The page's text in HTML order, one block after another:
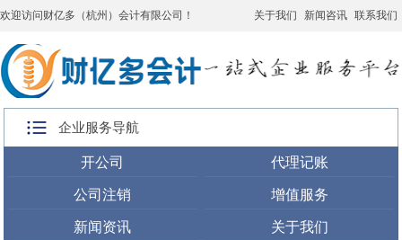
欢迎访问财亿多（杭州）会计有限公司！ 关于我们 新闻咨讯 联系我们
企业服务导航
开公司 代理记账
公司注销 增值服务
新闻资讯 关于我们